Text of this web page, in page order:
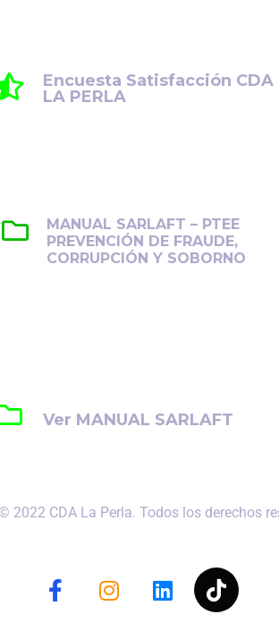
Encuesta Satisfacción CDA
LA PERLA
MANUAL SARLAFT – PTEE
PREVENCIÓN DE FRAUDE,
CORRUPCIÓN Y SOBORNO
Ver MANUAL SARLAFT
2022 CDA La Perla. Todos los derechos